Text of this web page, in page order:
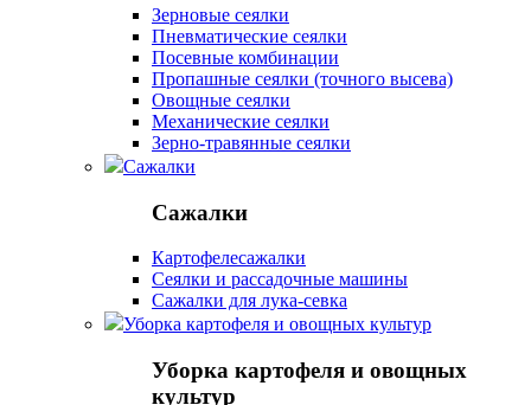
Зерновые сеялки
Пневматические сеялки
Посевные комбинации
Пропашные сеялки (точного высева)
Овощные сеялки
Механические сеялки
Зерно-травянные сеялки
Сажалки
Сажалки
Картофелесажалки
Сеялки и рассадочные машины
Сажалки для лука-севка
Уборка картофеля и овощных культур
Уборка картофеля и овощных
культур